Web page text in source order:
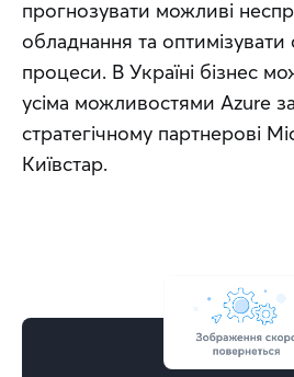
прогнозувати можливі
обладнання та оптимізувати
процеси. В Україні бізнес
усіма можливостями Azure
стратегічному партнерові
Київстар.